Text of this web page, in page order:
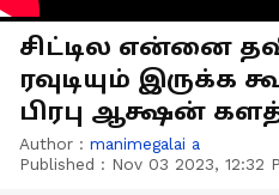
சிட்டில என்னை
ரவுடியும் இருக்க
பிரபு ஆக்ஷன்
இறங்கிய 'ரெய்டு'
Author : manimegalai a
Published : Nov 03 2023, 12:32